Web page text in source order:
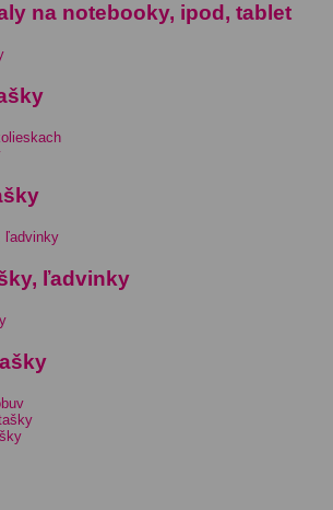
na notebooky, ipod, tablet
ľadvinky